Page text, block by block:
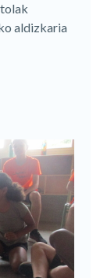
aldizkaria